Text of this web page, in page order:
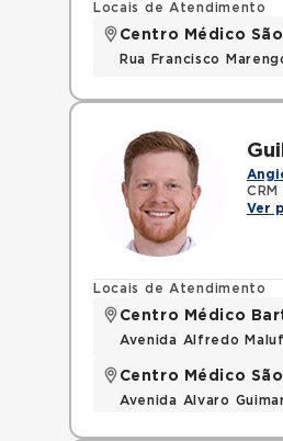
Locais de Atendimento
Centro Médico
Rua Francisco
CRM
Ver
Locais de Atendimento
Centro Médico
Avenida Alfredo
Centro Médico
Avenida Alvaro